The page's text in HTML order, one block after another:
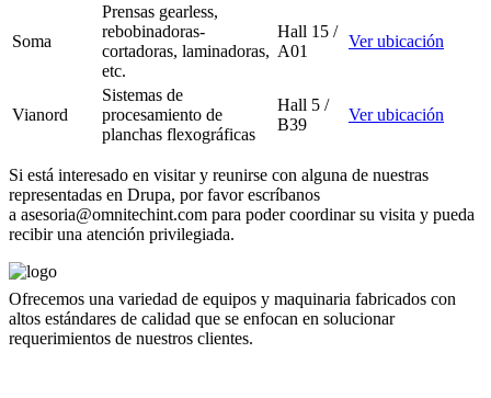
Soma
Prensas gearless,
rebobinadoras-
cortadoras, laminadoras,
etc.
Hall 15 /
A01
Ver ubicación
Vianord
Sistemas de
procesamiento de
planchas flexográficas
Hall 5 /
B39
Ver ubicación
Si está interesado en visitar y reunirse con alguna de nuestras
representadas en Drupa, por favor escríbanos
a asesoria@omnitechint.com para poder coordinar su visita y pueda
recibir una atención privilegiada.
Ofrecemos una variedad de equipos y maquinaria fabricados con
altos estándares de calidad que se enfocan en solucionar
requerimientos de nuestros clientes.